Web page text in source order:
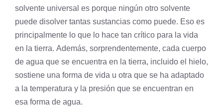
solvente universal es porque ningún otro solvente
puede disolver tantas sustancias como puede. Eso es
principalmente lo que lo hace tan crítico para la vida
en la tierra. Además, sorprendentemente, cada cuerpo
de agua que se encuentra en la tierra, incluido el hielo,
sostiene una forma de vida u otra que se ha adaptado
a la temperatura y la presión que se encuentran en
esa forma de agua.